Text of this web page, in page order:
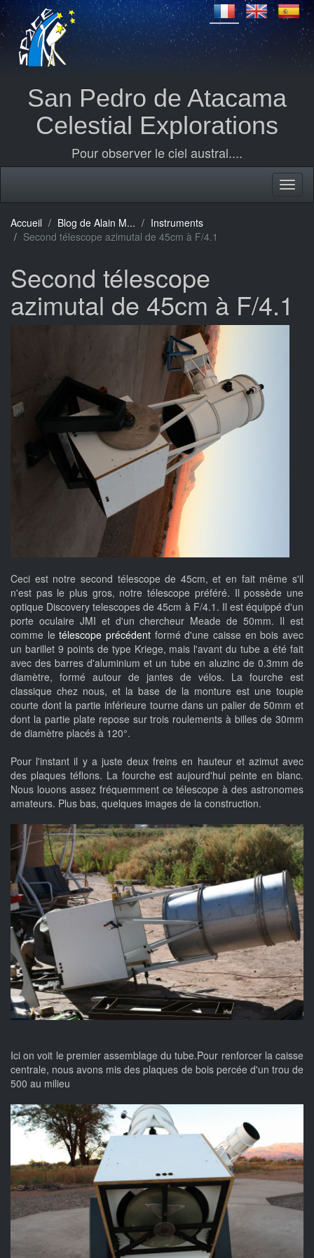
San Pedro de Atacama
Celestial Explorations
Pour observer le ciel austral....
Accueil Blog de Alain M...
Instruments
Second télescope azimutal de 45cm à F/4.1
Second télescope
azimutal de 45cm à F/4.1
Ceci est notre second télescope de 45cm, et en fait même s'il
n'est pas le plus gros, notre télescope préféré. Il possède une
optique Discovery telescopes de 45cm à F/4.1. Il est équippé d'un
porte oculaire JMI et d'un chercheur Meade de 50mm. Il est
comme letélescope précédent formé d'une caisse en bois avec
un barillet 9 points de type Kriege, mais l'avant du tube a été fait
avec des barres d'aluminium et un tube en aluzinc de 0.3mm de
diamètre, formé autour de jantes de vélos. La fourche est
classique chez nous, et la base de la monture est une toupie
courte dont la partie inférieure tourne dans un palier de 50mm et
dont la partie plate repose sur trois roulements à billes de 30mm
de diamètre placés à 120°.
Pour l'instant il y a juste deux freins en hauteur et azimut avec
des plaques téflons. La fourche est aujourd'hui peinte en blanc.
Nous louons assez fréquemment ce télescope à des astronomes
amateurs. Plus bas, quelques images de la construction.
Ici on voit le premier assemblage du tube.Pour renforcer la caisse
centrale, nous avons mis des plaques de bois percée d'un trou de
500 au milieu